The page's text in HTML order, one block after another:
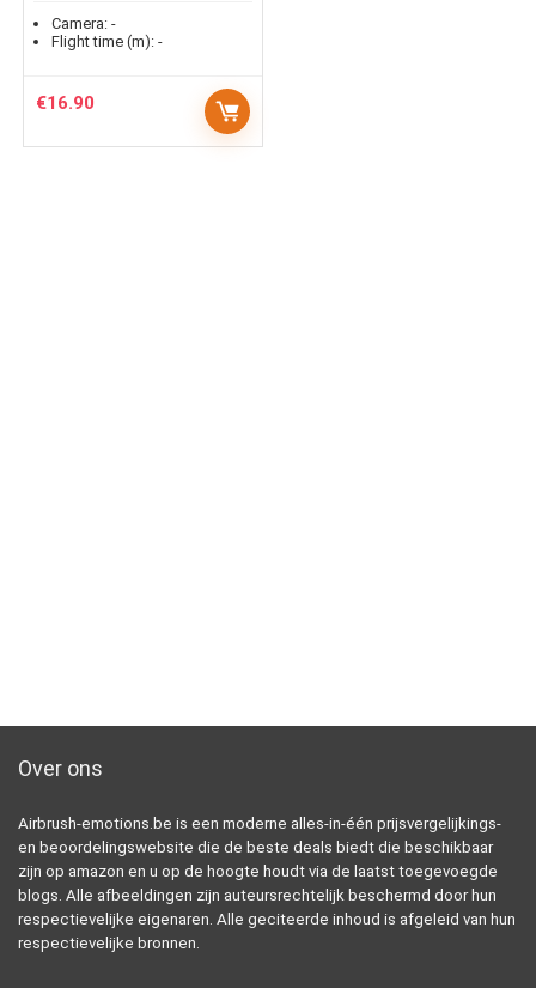
Camera: -
Flight time (m): -
€16.90
Over ons
Airbrush-emotions.be is een moderne alles-in-één prijsvergelijkings-
en beoordelingswebsite die de beste deals biedt die beschikbaar
zijn op amazon en u op de hoogte houdt via de laatst toegevoegde
blogs. Alle afbeeldingen zijn auteursrechtelijk beschermd door hun
respectievelijke eigenaren. Alle geciteerde inhoud is afgeleid van hun
respectievelijke bronnen.